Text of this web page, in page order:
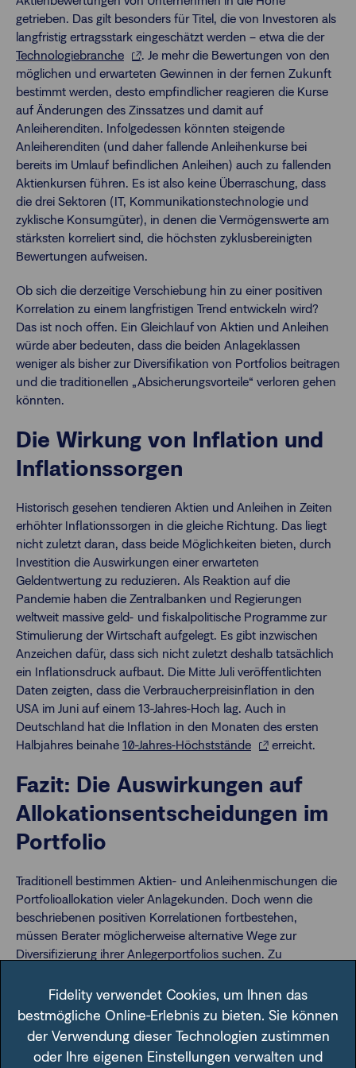
getrieben. Das gilt besonders für Titel, die von Investoren als
langfristig ertragsstark eingeschätzt werden – etwa die der
Technologiebranche
. Je mehr die Bewertungen von den
möglichen und erwarteten Gewinnen in der fernen Zukunft
bestimmt werden, desto empfindlicher reagieren die Kurse
auf Änderungen des Zinssatzes und damit auf
Anleiherenditen. Infolgedessen könnten steigende
Anleiherenditen (und daher fallende Anleihenkurse bei
bereits im Umlauf befindlichen Anleihen) auch zu fallenden
Aktienkursen führen. Es ist also keine Überraschung, dass
die drei Sektoren (IT, Kommunikationstechnologie und
zyklische Konsumgüter), in denen die Vermögenswerte am
stärksten korreliert sind, die höchsten zyklusbereinigten
Bewertungen aufweisen.
Ob sich die derzeitige Verschiebung hin zu einer positiven
Korrelation zu einem langfristigen Trend entwickeln wird?
Das ist noch offen. Ein Gleichlauf von Aktien und Anleihen
würde aber bedeuten, dass die beiden Anlageklassen
weniger als bisher zur Diversifikation von Portfolios beitragen
und die traditionellen „Absicherungsvorteile“ verloren gehen
könnten.
Die Wirkung von Inflation und
Inflationssorgen
Historisch gesehen tendieren Aktien und Anleihen in Zeiten
erhöhter Inflationssorgen in die gleiche Richtung. Das liegt
nicht zuletzt daran, dass beide Möglichkeiten bieten, durch
Investition die Auswirkungen einer erwarteten
Geldentwertung zu reduzieren. Als Reaktion auf die
Pandemie haben die Zentralbanken und Regierungen
weltweit massive geld- und fiskalpolitische Programme zur
Stimulierung der Wirtschaft aufgelegt. Es gibt inzwischen
Anzeichen dafür, dass sich nicht zuletzt deshalb tatsächlich
ein Inflationsdruck aufbaut. Die Mitte Juli veröffentlichten
Daten zeigten, dass die Verbraucherpreisinflation in den
USA im Juni auf einem 13-Jahres-Hoch lag. Auch in
Deutschland hat die Inflation in den Monaten des ersten
Halbjahres beinahe 10-Jahres-Höchststände erreicht.
Fazit: Die Auswirkungen auf
Allokationsentscheidungen im
Portfolio
Traditionell bestimmen Aktien- und Anleihenmischungen die
Portfolioallokation vieler Anlagekunden. Doch wenn die
beschriebenen positiven Korrelationen fortbestehen,
müssen Berater möglicherweise alternative Wege zur
Diversifizierung ihrer Anlegerportfolios suchen. Zu
Gold, Immobilien oder auch Private Equity oder Private-
Debt-Investitionen. Allerdings können Aktienengagements in
manchen Sektoren noch immer in unterschiedlichem Maße
mit Anleihen abgesichert werden. Voraussetzung ist wie
immer eine negative Korrelation zu Anleihen – und die findet
Fidelity verwendet Cookies, um Ihnen das
bestmögliche Online-Erlebnis zu bieten. Sie können
der Verwendung dieser Technologien zustimmen
oder Ihre eigenen Einstellungen verwalten und